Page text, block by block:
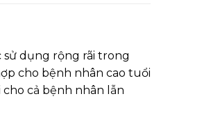
sử dụng rộng rãi trong
cho bệnh nhân cao tuổi
cả bệnh nhân lẫn